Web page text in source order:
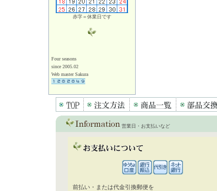
赤字＝休業日です
Four seasons
since 2005.02
Web master Sakura
営業日・お支払いなど
前払い・または代金引換郵便を